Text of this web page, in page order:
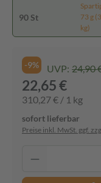
90 St
73 g
kg)
-9% UVP: 24,90
22,65 €
310,27 € / 1 kg
sofort lieferbar
Preise inkl. MwSt. ggf.